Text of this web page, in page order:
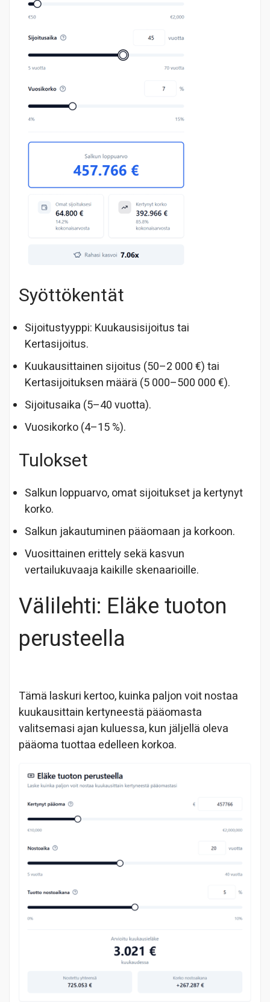
Syöttökentät
Sijoitustyyppi: Kuukausisijoitus tai
Kertasijoitus.
Kuukausittainen sijoitus (50–2 000 €) tai
Kertasijoituksen määrä (5 000–500 000 €).
Sijoitusaika (5–40 vuotta).
Vuosikorko (4–15 %).
Tulokset
Salkun loppuarvo, omat sijoitukset ja kertynyt
korko.
Salkun jakautuminen pääomaan ja korkoon.
Vuosittainen erittely sekä kasvun
vertailukuvaaja kaikille skenaarioille.
Välilehti: Eläke tuoton
perusteella
Tämä laskuri kertoo, kuinka paljon voit nostaa
kuukausittain kertyneestä pääomasta
valitsemasi ajan kuluessa, kun jäljellä oleva
pääoma tuottaa edelleen korkoa.